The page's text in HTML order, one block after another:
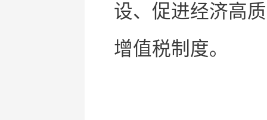
设、促进经济高
增值税制度。